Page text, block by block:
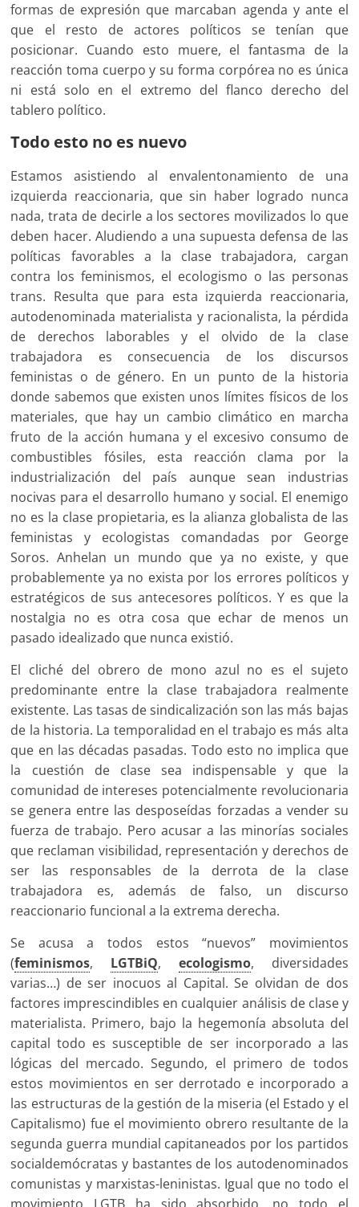
formas de expresión que marcaban agenda y ante el
que el resto de actores políticos se tenían que
posicionar. Cuando esto muere, el fantasma de la
reacción toma cuerpo y su forma corpórea no es única
ni está solo en el extremo del flanco derecho del
tablero político.
Todo esto no es nuevo
Estamos asistiendo al envalentonamiento de una
izquierda reaccionaria, que sin haber logrado nunca
nada, trata de decirle a los sectores movilizados lo que
deben hacer. Aludiendo a una supuesta defensa de las
políticas favorables a la clase trabajadora, cargan
contra los feminismos, el ecologismo o las personas
trans. Resulta que para esta izquierda reaccionaria,
autodenominada materialista y racionalista, la pérdida
de derechos laborables y el olvido de la clase
trabajadora es consecuencia de los discursos
feministas o de género. En un punto de la historia
donde sabemos que existen unos límites físicos de los
materiales, que hay un cambio climático en marcha
fruto de la acción humana y el excesivo consumo de
combustibles fósiles, esta reacción clama por la
industrialización del país aunque sean industrias
nocivas para el desarrollo humano y social. El enemigo
no es la clase propietaria, es la alianza globalista de las
feministas y ecologistas comandadas por George
Soros. Anhelan un mundo que ya no existe, y que
probablemente ya no exista por los errores políticos y
estratégicos de sus antecesores políticos. Y es que la
nostalgia no es otra cosa que echar de menos un
pasado idealizado que nunca existió.
El cliché del obrero de mono azul no es el sujeto
predominante entre la clase trabajadora realmente
existente. Las tasas de sindicalización son las más bajas
de la historia. La temporalidad en el trabajo es más alta
que en las décadas pasadas. Todo esto no implica que
la cuestión de clase sea indispensable y que la
comunidad de intereses potencialmente revolucionaria
se genera entre las desposeídas forzadas a vender su
fuerza de trabajo. Pero acusar a las minorías sociales
que reclaman visibilidad, representación y derechos de
ser las responsables de la derrota de la clase
trabajadora es, además de falso, un discurso
reaccionario funcional a la extrema derecha.
Se acusa a todos estos “nuevos” movimientos
(feminismos, LGTBiQ, ecologismo, diversidades
varias…) de ser inocuos al Capital. Se olvidan de dos
factores imprescindibles en cualquier análisis de clase y
materialista. Primero, bajo la hegemonía absoluta del
capital todo es susceptible de ser incorporado a las
lógicas del mercado. Segundo, el primero de todos
estos movimientos en ser derrotado e incorporado a
las estructuras de la gestión de la miseria (el Estado y el
Capitalismo) fue el movimiento obrero resultante de la
segunda guerra mundial capitaneados por los partidos
socialdemócratas y bastantes de los autodenominados
comunistas y marxistas-leninistas. Igual que no todo el